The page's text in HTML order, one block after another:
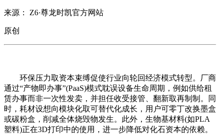
来源： Z6·尊龙时凯官方网站
原创
环保压力取资本束缚促使行业向轮回经济模式转型。厂商
通过“产物即办事”(PaaS)模式耽误设备生命周期，例如供给租
赁办事而非一次性发卖，并担任收受接管、翻新取再制制。同
时，耗材设想向模块化取可替代化成长，用户可零丁改换墨盒
或碳粉盒，削减全体烧毁物发生。此外，生物基材料(如PLA
塑料)正在3D打印中的使用，进一步降低对化石资本的依赖。